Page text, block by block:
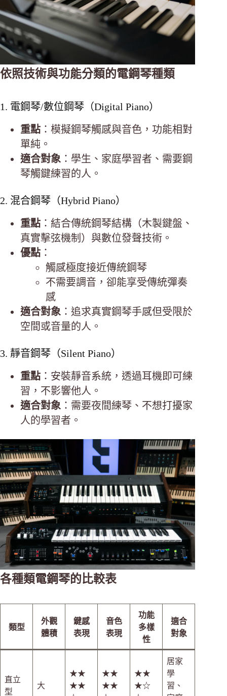
依照技術與功能分類的電鋼琴種類
1. 電鋼琴/數位鋼琴（Digital Piano）
重點 ：模擬鋼琴觸感與音色，功能相對
單純。
適合對象 ：學生、家庭學習者、需要鋼
琴觸鍵練習的人。
2. 混合鋼琴（Hybrid Piano）
重點 ：結合傳統鋼琴結構（木製鍵盤、
真實擊弦機制）與數位發聲技術。
優點 ：
觸感極度接近傳統鋼琴
不需要調音，卻能享受傳統彈奏
感
適合對象 ：追求真實鋼琴手感但受限於
空間或音量的人。
3. 靜音鋼琴（Silent Piano）
重點 ：安裝靜音系統，透過耳機即可練
習，不影響他人。
適合對象 ：需要夜間練琴、不想打擾家
人的學習者。
各種類電鋼琴的比較表
類型
外觀
體積
鍵感
表現
音色
表現
功能
多樣
性
適合
對象
直立
型
大
★★
★★
★★
★★
★★
★☆
居家
學
習、